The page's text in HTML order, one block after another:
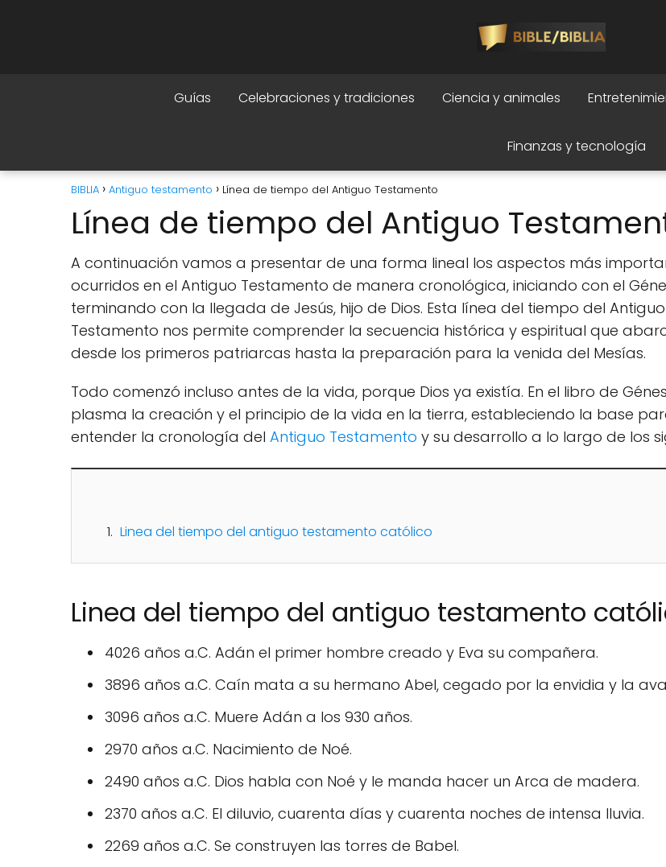
Guías Celebraciones y tradiciones Ciencia y animales
Finanzas y tecnología
BIBLIA Antiguo testamento Línea de tiempo del Antiguo Testamento
Línea de tiempo del Antiguo
A continuación vamos a presentar de una forma lineal los aspectos más
ocurridos en el Antiguo Testamento de manera cronológica, iniciando con el
terminando con la llegada de Jesús, hijo de Dios. Esta línea del tiempo del Antiguo
Testamento nos permite comprender la secuencia histórica y espiritual que
desde los primeros patriarcas hasta la preparación para la venida del Mesías.
Todo comenzó incluso antes de la vida, porque Dios ya existía. En el libro de
plasma la creación y el principio de la vida en la tierra, estableciendo la base
entender la cronología del Antiguo Testamento y su desarrollo a lo largo de los
Linea del tiempo del antiguo testamento católico
Linea del tiempo del antiguo testamento
4026 años a.C. Adán el primer hombre creado y Eva su compañera.
3896 años a.C. Caín mata a su hermano Abel, cegado por la envidia y la
3096 años a.C. Muere Adán a los 930 años.
2970 años a.C. Nacimiento de Noé.
2490 años a.C. Dios habla con Noé y le manda hacer un Arca de madera.
2370 años a.C. El diluvio, cuarenta días y cuarenta noches de intensa lluvia.
2269 años a.C. Se construyen las torres de Babel.